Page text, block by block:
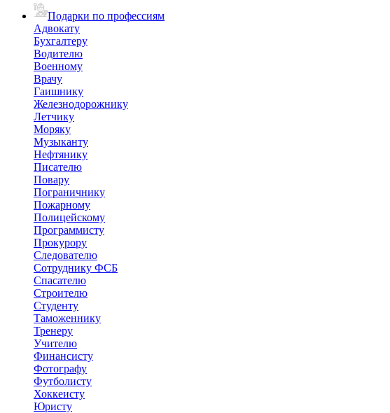
Подарки по профессиям
Адвокату
Бухгалтеру
Водителю
Военному
Врачу
Гаишнику
Железнодорожнику
Летчику
Моряку
Музыканту
Нефтянику
Писателю
Повару
Пограничнику
Пожарному
Полицейскому
Программисту
Прокурору
Следователю
Сотруднику ФСБ
Спасателю
Строителю
Студенту
Таможеннику
Тренеру
Учителю
Финансисту
Фотографу
Футболисту
Хоккеисту
Юристу